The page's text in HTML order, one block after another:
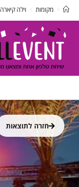
> מקומות > וילה קיארה
חזרה לתוצאות